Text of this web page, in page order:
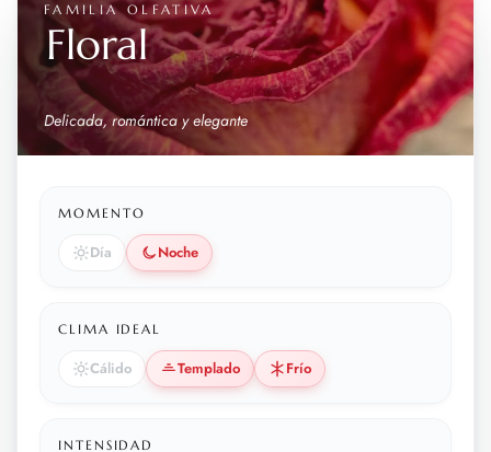
FAMILIA OLFATIVA
Floral
Delicada, romántica y elegante
MOMENTO
Día Noche
CLIMA IDEAL
Cálido Templado Frío
INTENSIDAD